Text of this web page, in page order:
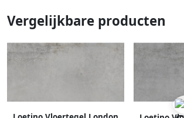
Vergelijkbare producten